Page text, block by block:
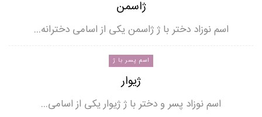
ژاسمن
اسم نوزاد دختر با ژ ژاسمن یکی از اسامی دخترانه…
اسم پسر با ژ
ژیوار
اسم نوزاد پسر و دختر با ژ ژیوار یکی از اسامی…